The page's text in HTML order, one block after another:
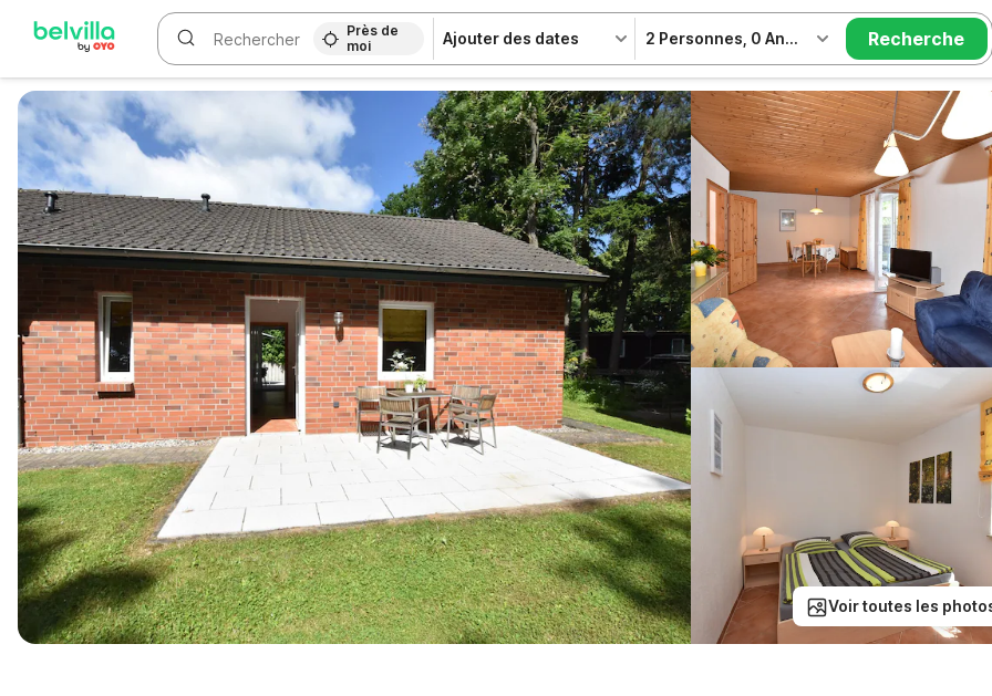
WIZARD MEMBER
Près de
moi
Ajouter des dates 2 Personnes 0 Animal Recherche
Voir toutes les